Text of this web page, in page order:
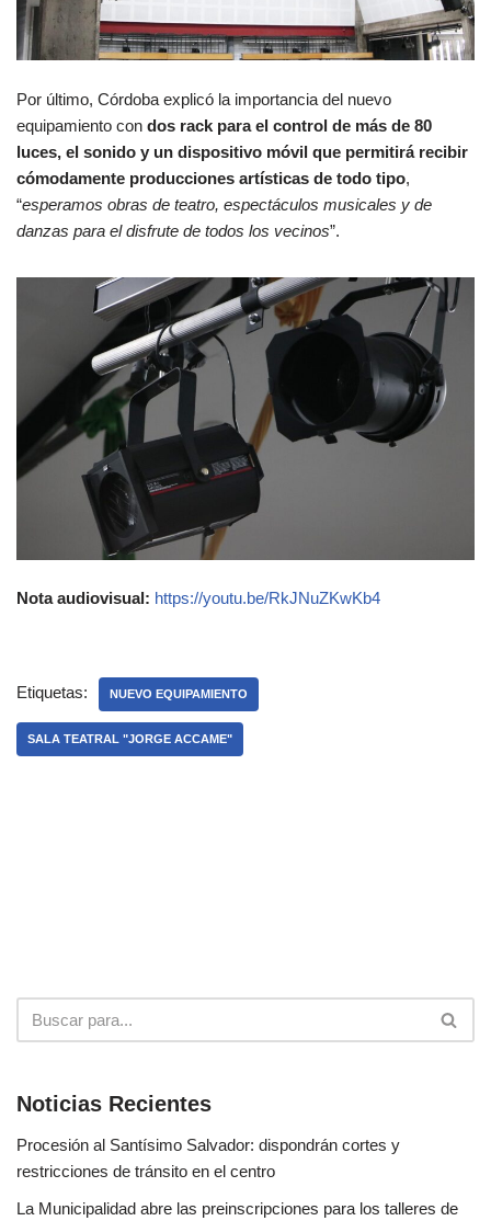
Por último, Córdoba explicó la importancia del nuevo
equipamiento con dos rack para el control de más de 80
luces, el sonido y un dispositivo móvil que permitirá recibir
cómodamente producciones artísticas de todo tipo,
“esperamos obras de teatro, espectáculos musicales y de
danzas para el disfrute de todos los vecinos”.
Nota audiovisual: https://youtu.be/RkJNuZKwKb4
Etiquetas: NUEVO EQUIPAMIENTO
SALA TEATRAL "JORGE ACCAME"
Noticias Recientes
Procesión al Santísimo Salvador: dispondrán cortes y
restricciones de tránsito en el centro
La Municipalidad abre las preinscripciones para los talleres de